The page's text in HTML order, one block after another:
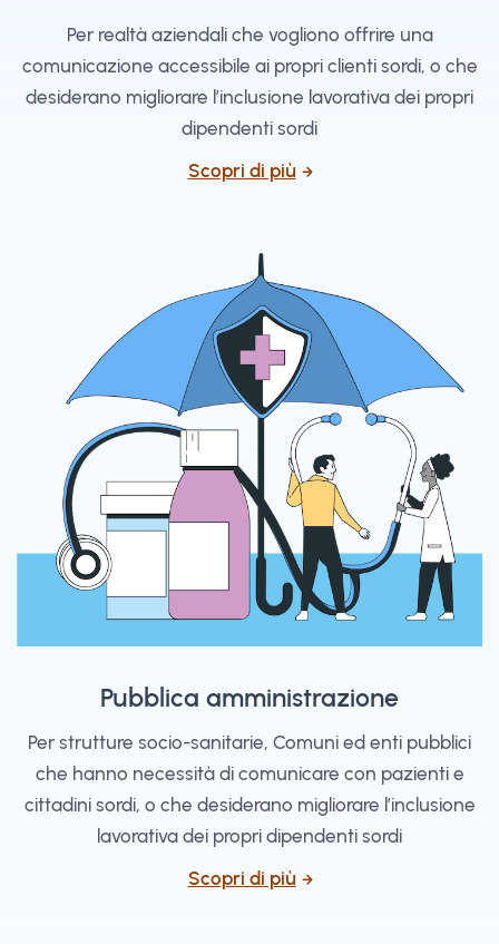
Per realtà aziendali che vogliono offrire una
comunicazione accessibile ai propri clienti sordi, o che
desiderano migliorare l’inclusione lavorativa dei propri
dipendenti sordi
Scopri di più
Pubblica amministrazione
Per strutture socio-sanitarie, Comuni ed enti pubblici
che hanno necessità di comunicare con pazienti e
cittadini sordi, o che desiderano migliorare l’inclusione
lavorativa dei propri dipendenti sordi
Scopri di più